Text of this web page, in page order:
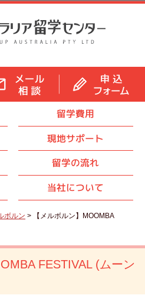
留学費用
現地サポート
留学の流れ
当社について
ボルン > 【メルボルン】MOOMBA
FESTIVAL (ムーン